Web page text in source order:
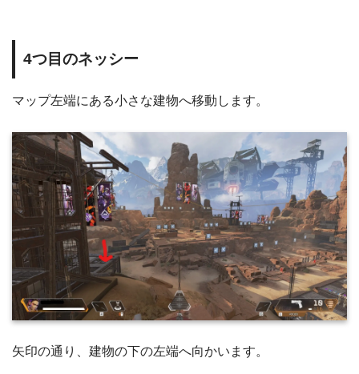
4つ目のネッシー
マップ左端にある小さな建物へ移動します。
矢印の通り、建物の下の左端へ向かいます。